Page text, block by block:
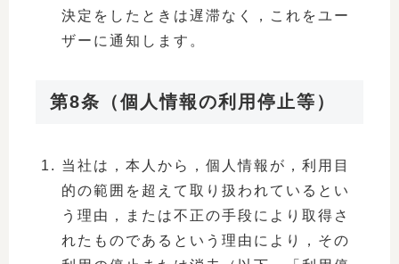
決定をしたときは遅滞なく，これをユー
ザーに通知します。
第8条（個人情報の利用停止等）
当社は，本人から，個人情報が，利用目
的の範囲を超えて取り扱われているとい
う理由，または不正の手段により取得さ
れたものであるという理由により，その